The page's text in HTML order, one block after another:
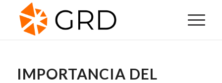
IMPORTANCIA DEL